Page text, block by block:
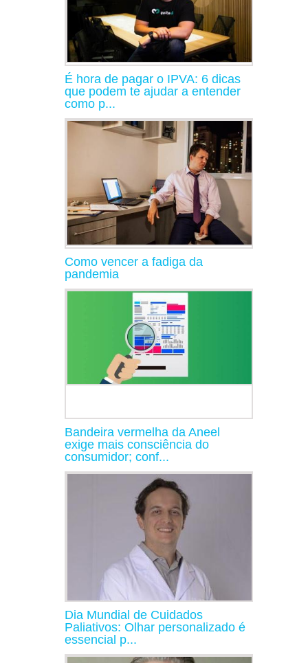
É hora de pagar o IPVA: 6 dicas
que podem te ajudar a entender
como p...
Como vencer a fadiga da
pandemia
Bandeira vermelha da Aneel
exige mais consciência do
consumidor; conf...
Dia Mundial de Cuidados
Paliativos: Olhar personalizado é
essencial p...